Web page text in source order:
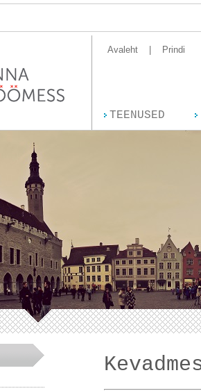
Avaleht Prindi
TEENUSED